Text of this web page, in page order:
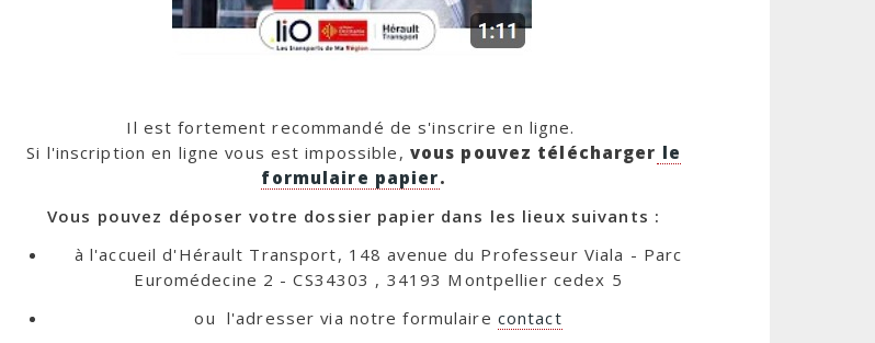
Il est fortement recommandé de s'inscrire en ligne.
Si l'inscription en ligne vous est impossible, vous pouvez télécharger le
formulaire papier.
Vous pouvez déposer votre dossier papier dans les lieux suivants :
à l'accueil d'Hérault Transport, 148 avenue du Professeur Viala - Parc
Euromédecine 2 - CS34303 , 34193 Montpellier cedex 5
ou l'adresser via notre formulaire contact